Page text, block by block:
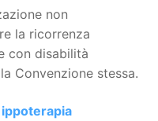
non
la ricorrenza
con disabilità
Convenzione stessa.